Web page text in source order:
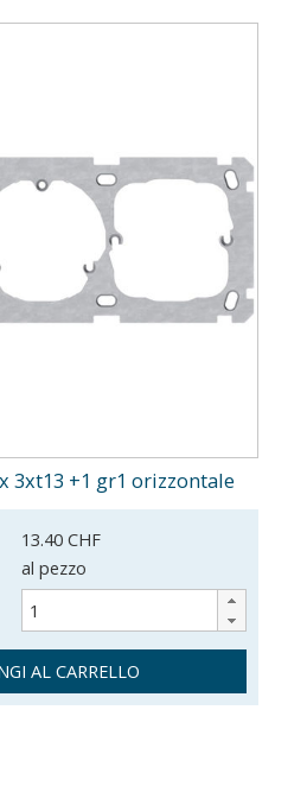
3xt13 +1 gr1 orizzontale
13.40 CHF
al pezzo
AL CARRELLO